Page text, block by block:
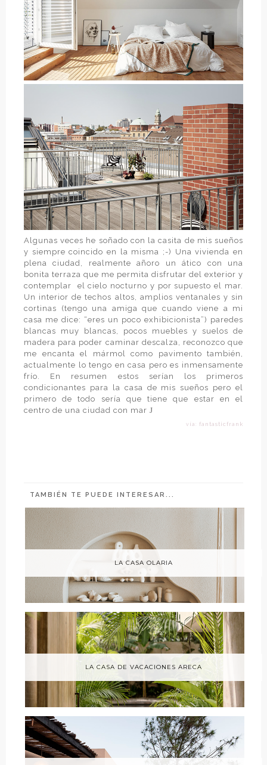
Algunas veces he soñado con la casita de mis sueños
y siempre coincido en la misma ;-) Una vivienda en
plena ciudad, realmente añoro un ático con una
bonita terraza que me permita disfrutar del exterior y
contemplar
el cielo nocturno y por supuesto el mar.
Un interior de techos altos, amplios ventanales y sin
cortinas (tengo una amiga que cuando viene a mi
casa me dice: “eres un poco exhibicionista”) paredes
blancas muy blancas, pocos muebles y suelos de
madera para poder caminar descalza, reconozco que
me encanta el mármol como pavimento también,
actualmente lo tengo en casa pero es inmensamente
frío. En resumen estos serían los primeros
condicionantes para la casa de mis sueños pero el
primero de todo sería que tiene que estar en el
centro de una ciudad con mar J
vía: fantasticfrank
TAMBIÉN TE PUEDE INTERESAR...
LA CASA OLARIA
LA CASA DE VACACIONES ARECA